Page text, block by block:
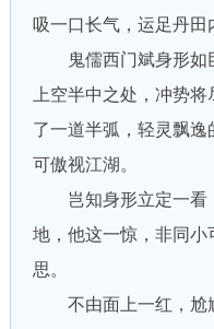
吸一口长气，运足丹田
鬼儒西门斌身形如
上空半中之处，冲势
了一道半弧，轻灵飘
可傲视江湖。
岂知身形立定一看
地，他这一惊，非同
思。
不由面上一红，尬